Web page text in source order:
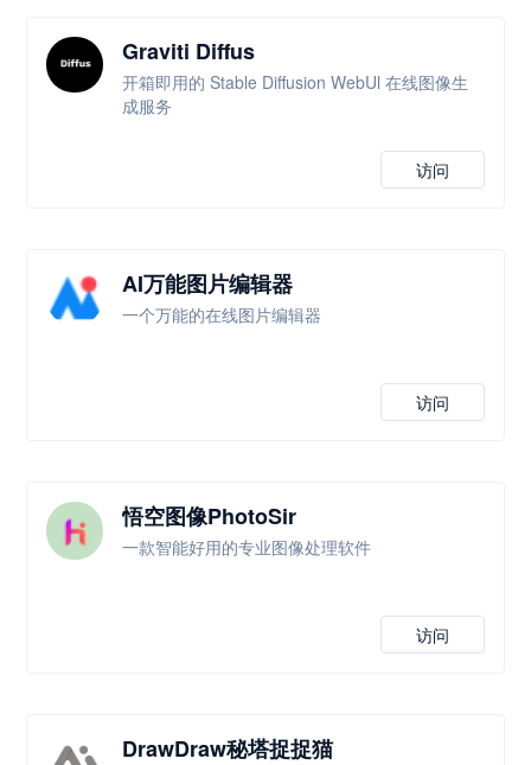
Graviti Diffus
开箱即用的 Stable Diffusion WebUl 在线图像生
成服务
访问
AI万能图片编辑器
一个万能的在线图片编辑器
访问
悟空图像PhotoSir
一款智能好用的专业图像处理软件
访问
DrawDraw秘塔捉捉猫